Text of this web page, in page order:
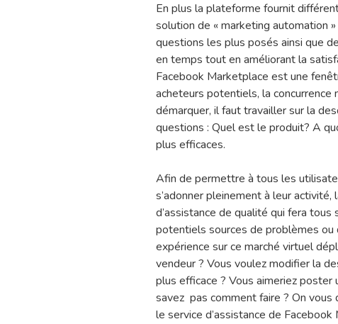
En plus la plateforme fournit
solution de « marketing automation
questions les plus posés ainsi que
en temps tout en améliorant la
Facebook Marketplace est une
acheteurs potentiels, la concurrence
démarquer, il faut travailler sur la
questions : Quel est le produit? A
plus efficaces.
Afin de permettre à tous les
s’adonner pleinement à leur
d’assistance de qualité qui fera
potentiels sources de problèmes
expérience sur ce marché virtuel
vendeur ? Vous voulez modifier la
plus efficace ? Vous aimeriez poster
savez pas comment faire ? On
le service d’assistance de Facebook